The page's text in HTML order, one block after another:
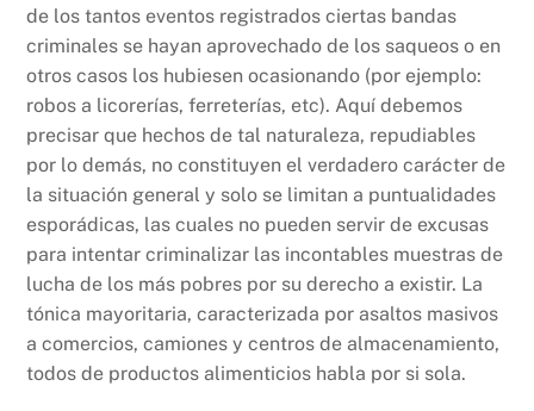
de los tantos eventos registrados ciertas bandas
criminales se hayan aprovechado de los saqueos o en
otros casos los hubiesen ocasionando (por ejemplo:
robos a licorerías, ferreterías, etc). Aquí debemos
precisar que hechos de tal naturaleza, repudiables
por lo demás, no constituyen el verdadero carácter de
la situación general y solo se limitan a puntualidades
esporádicas, las cuales no pueden servir de excusas
para intentar criminalizar las incontables muestras de
lucha de los más pobres por su derecho a existir. La
tónica mayoritaria, caracterizada por asaltos masivos
a comercios, camiones y centros de almacenamiento,
todos de productos alimenticios habla por si sola.